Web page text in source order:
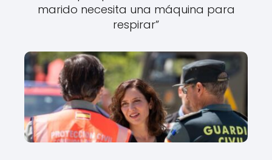
marido necesita una máquina para
respirar”